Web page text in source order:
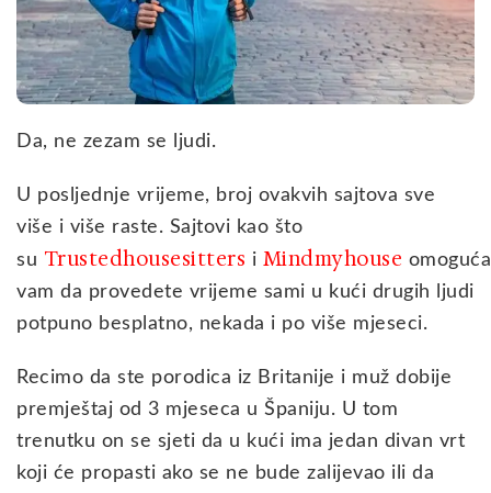
Da, ne zezam se ljudi.
U posljednje vrijeme, broj ovakvih sajtova sve
više i više raste. Sajtovi kao što
su Trustedhousesitters i Mindmyhouse
vam da provedete vrijeme sami u kući drugih ljudi
potpuno besplatno, nekada i po više mjeseci.
Recimo da ste porodica iz Britanije i muž dobije
premještaj od 3 mjeseca u Španiju. U tom
trenutku on se sjeti da u kući ima jedan divan vrt
koji će propasti ako se ne bude zalijevao ili da